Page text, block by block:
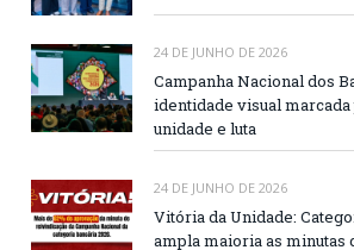
24 DE JUNHO DE 2026
Campanha Nacional dos
identidade visual
unidade e luta
24 DE JUNHO DE 2026
Vitória da Unidade:
ampla maioria as minutas